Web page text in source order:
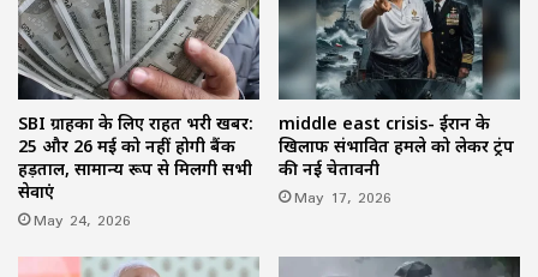
SBI ग्राहकों के लिए राहत भरी खबर:
25 और 26 मई को नहीं होगी बैंक
हड़ताल, सामान्य रूप से मिलेंगी सभी
सेवाएं
May 24, 2026
middle east crisis- ईरान के
खिलाफ संभावित हमले को लेकर ट्रंप
की नई चेतावनी
May 17, 2026